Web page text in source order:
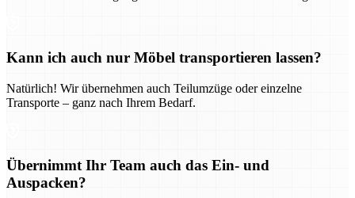
Kann ich auch nur Möbel transportieren lassen?
Natürlich! Wir übernehmen auch Teilumzüge oder einzelne
Transporte – ganz nach Ihrem Bedarf.
Übernimmt Ihr Team auch das Ein- und
Auspacken?